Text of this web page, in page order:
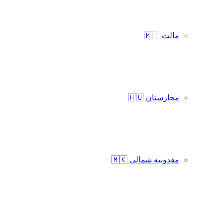
مالت 🇲🇹
مجارستان 🇭🇺
مقدونیه شمالی 🇲🇰